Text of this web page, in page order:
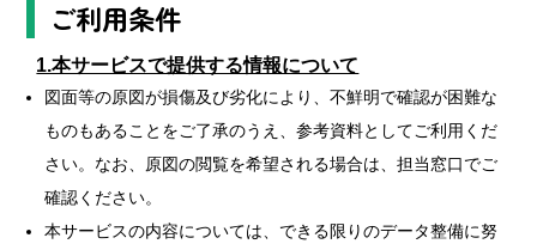
ご利用条件
1.本サービスで提供する情報について
図面等の原図が損傷及び劣化により、不鮮明で確認が困難な
ものもあることをご了承のうえ、参考資料としてご利用くだ
さい。なお、原図の閲覧を希望される場合は、担当窓口でご
確認ください。
本サービスの内容については、できる限りのデータ整備に努